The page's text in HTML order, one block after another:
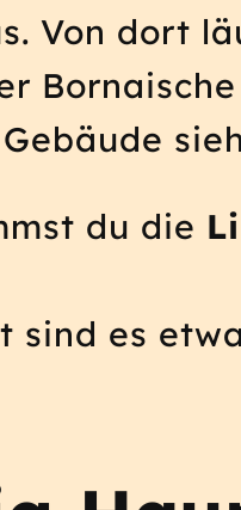
Von dort
du die
sind es